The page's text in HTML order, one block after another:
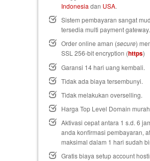
Indonesia dan USA.
Sistem pembayaran sangat
tersedia multi payment gateway.
Order online aman (secure)
SSL 256-bit encryption (https)
Garansi 14 hari uang kembali.
Tidak ada biaya tersembunyi.
Tidak melakukan overselling.
Harga Top Level Domain
Aktivasi cepat antara 1 s.d. 6
anda konfirmasi pembayaran,
maksimal dalam 1 hari sudah
Gratis biaya setupaccount